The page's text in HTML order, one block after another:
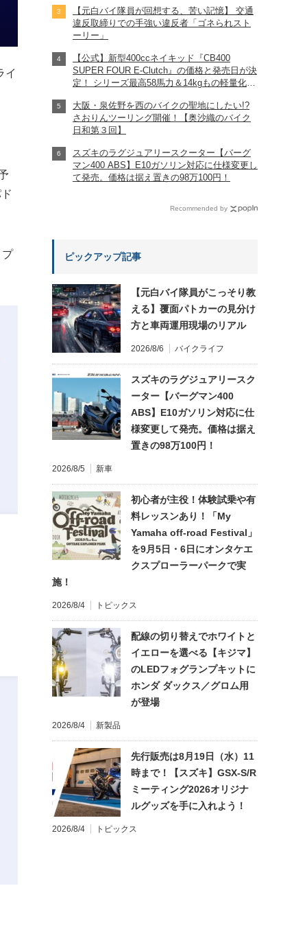
イ
プ
【元白バイ隊員が回想する、苦い記憶】 交通
違反取締りでの手強い違反者「ゴネられスト
ーリー」
【公式】新型400ccネイキッド『CB400
SUPER FOUR E-Clutch』の価格と発売日が決
定！ シリーズ最高58馬力＆14kgもの軽量化!?
【Honda2026新車ニュース】
大阪・泉佐野を西のバイクの聖地にしたい!?
さおりんツーリング開催！【奥沙織のバイク
日和第３回】
スズキのラグジュアリースクーター【バーグ
マン400 ABS】E10ガソリン対応に仕様変更し
て発売。価格は据え置きの98万100円！
Recommended by
ピックアップ記事
【元白バイ隊員がこっそり教
える】覆面パトカーの見分け
方と車両運用現場のリアル
2026/8/6 バイクライフ
スズキのラグジュアリースク
ーター【バーグマン400
ABS】E10ガソリン対応に仕
様変更して発売。価格は据え
置きの98万100円！
2026/8/5 新車
初心者が主役！体験試乗や有
料レッスンあり！「My
Yamaha off-road Festival」
を9月5日・6日にオンタケエ
クスプローラーパークで実
施！
2026/8/4 トピックス
配線の切り替えでホワイトと
イエローを選べる【キジマ】
のLEDフォグランプキットに
ホンダ ダックス／グロム用
が登場
2026/8/4 新製品
先行販売は8月19日（水）11
時まで！【スズキ】GSX-S/R
ミーティング2026オリジナ
ルグッズを手に入れよう！
2026/8/4 トピックス